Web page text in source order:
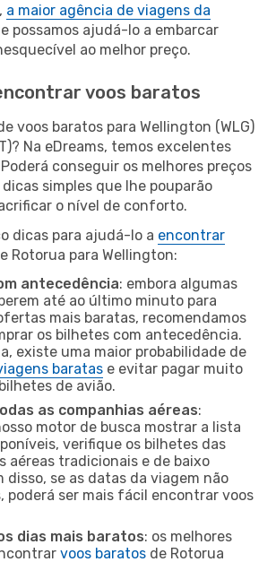
a maior agência de viagens da
possamos ajudá-lo a embarcar
ao melhor preço.
voos baratos
voos baratos para Wellington (WLG)
Na eDreams, temos excelentes
conseguir os melhores preços
simples que lhe pouparão
o nível de conforto.
dicas para ajudá-lo a encontrar
Rotorua para Wellington:
antecedência: embora algumas
até ao último minuto para
mais baratas, recomendamos
os bilhetes com antecedência.
existe uma maior probabilidade de
baratas e evitar pagar muito
de avião.
as companhias aéreas:
motor de busca mostrar a lista
verifique os bilhetes das
aéreas tradicionais e de baixo
disso, se as datas da viagem não
poderá ser mais fácil encontrar voos
dias mais baratos: os melhores
voos baratos de Rotorua